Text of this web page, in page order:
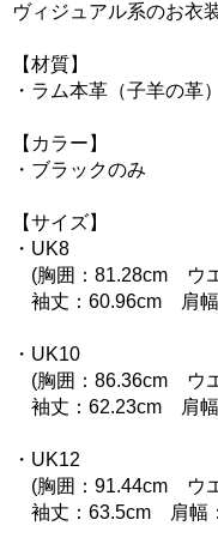
ヴィジュアル系のお衣
【材質】
・ラム本革（子羊の革）
【カラー】
・ブラックのみ
【サイズ】
・UK8
(胸囲：81.28cm ウ
袖丈：60.96cm 肩幅
・UK10
(胸囲：86.36cm ウ
袖丈：62.23cm 肩幅
・UK12
(胸囲：91.44cm ウ
袖丈：63.5cm 肩幅